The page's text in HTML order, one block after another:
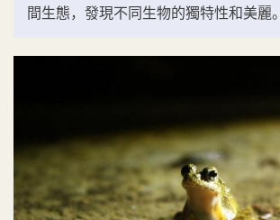
間生態，發現不同生物的獨特性和美麗。